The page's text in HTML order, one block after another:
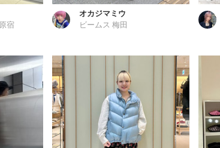
宿
オカジマミウ
ビームス 梅田